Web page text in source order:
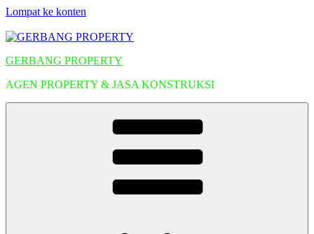
Lompat ke konten
GERBANG PROPERTY
AGEN PROPERTY & JASA KONSTRUKSI